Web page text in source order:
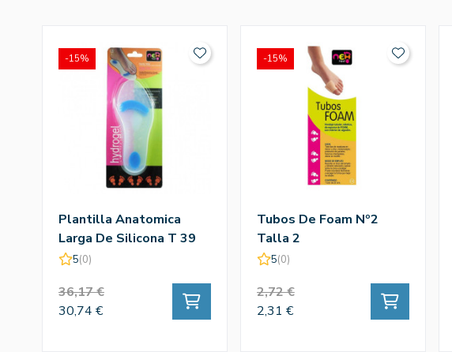
Plantilla Anatomica
Larga De Silicona T 39
405(0)
36,17 €
30,74 €
-15%
Tubos De Foam Nº2
Talla 2
5(0)
2,72 €
2,31 €
-15%